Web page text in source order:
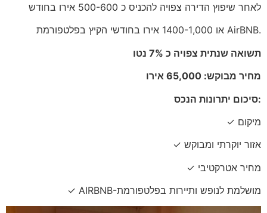
לאחר שיפוץ הדירה צפויה להכניס כ 500-600 אירו בחודש
או 1400-1,000 אירו בחודשי הקיץ בפלטפורמת AirBNB.
תשואה שנתית צפויה כ 7% נטו
מחיר מבוקש: 65,000 אירו
סיכום יתרונות הנכס:
✓ מיקום
✓ אזור יוקרתי ומבוקש
✓ מחיר אטרקטיבי
✓ AIRBNB-מושלמת לנופש ותיירות בפלטפורמת